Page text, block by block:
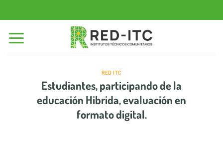
al
contenido
RED ITC
Estudiantes, participando de la
educación Hibrida, evaluación en
formato digital.